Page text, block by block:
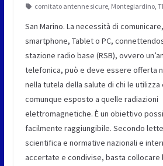
comitato antenne sicure, Montegiardino,
San Marino. La necessità di
smartphone, Tablet o PC,
stazione radio base (RSB), ovvero
telefonica, può e deve essere offerta
nella tutela della salute di chi le utilizza
comunque esposto a quelle radiazioni
elettromagnetiche. È un obiettivo
facilmente raggiungibile. Secondo
scientifica e normative nazionali e
accertate e condivise, basta collocare